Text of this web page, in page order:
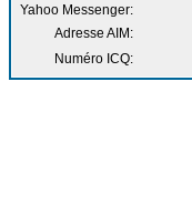
Yahoo Messenger:
Adresse AIM:
Numéro ICQ: